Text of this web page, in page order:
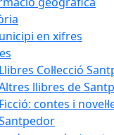
en xifres
Llibres Col·lecció
llibres de
Ficció: contes i